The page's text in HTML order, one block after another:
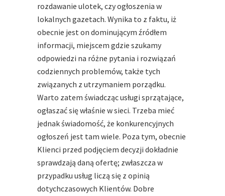
rozdawanie ulotek, czy ogłoszenia w
lokalnych gazetach. Wynika to z faktu, iż
obecnie jest on dominującym źródłem
informacji, miejscem gdzie szukamy
odpowiedzi na różne pytania i rozwiązań
codziennych problemów, także tych
związanych z utrzymaniem porządku.
Warto zatem świadcząc usługi sprzątające,
ogłaszać się właśnie w sieci. Trzeba mieć
jednak świadomość, że konkurencyjnych
ogłoszeń jest tam wiele. Poza tym, obecnie
Klienci przed podjęciem decyzji dokładnie
sprawdzają daną ofertę; zwłaszcza w
przypadku usług liczą się z opinią
dotychczasowych Klientów. Dobre